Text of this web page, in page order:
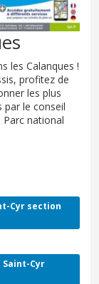
les Calanques !
profitez de
les plus
par le conseil
national
Cyr section
Cyr